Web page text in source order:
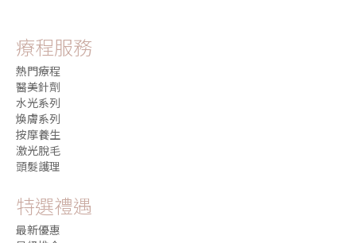
療程服務
熱門療程
醫美針劑
水光系列
煥膚系列
按摩養生
激光脫毛
頭髮護理
特選禮遇
最新優惠